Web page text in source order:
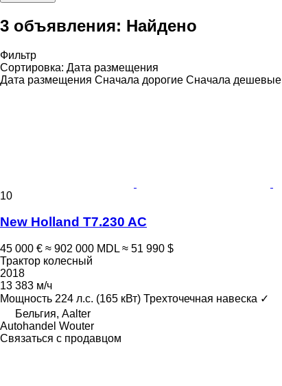
3 объявления: Найдено
Фильтр
Сортировка: Дата размещения
Дата размещения Сначала дорогие Сначала дешевые
10
New Holland T7.230 AC
45 000 € ≈ 902 000 MDL ≈ 51 990 $
Трактор колесный
2018
13 383 м/ч
Мощность 224 л.с. (165 кВт) Трехточечная навеска ✓
Бельгия, Aalter
Autohandel Wouter
Связаться с продавцом